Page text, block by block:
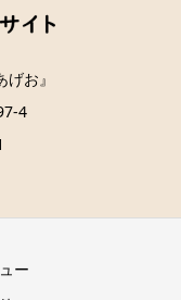
お』
4
ー